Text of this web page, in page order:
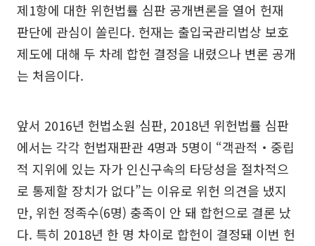
제1항에 대한 위헌법률 심판 공개변론을 열어 헌재
판단에 관심이 쏠린다. 헌재는 출입국관리법상 보호
제도에 대해 두 차례 합헌 결정을 내렸으나 변론 공개
는 처음이다.
앞서 2016년 헌법소원 심판, 2018년 위헌법률 심판
에서는 각각 헌법재판관 4명과 5명이 “객관적‧중립
적 지위에 있는 자가 인신구속의 타당성을 절차적으
로 통제할 장치가 없다”는 이유로 위헌 의견을 냈지
만, 위헌 정족수(6명) 충족이 안 돼 합헌으로 결론 났
다. 특히 2018년 한 명 차이로 합헌이 결정돼 이번 헌